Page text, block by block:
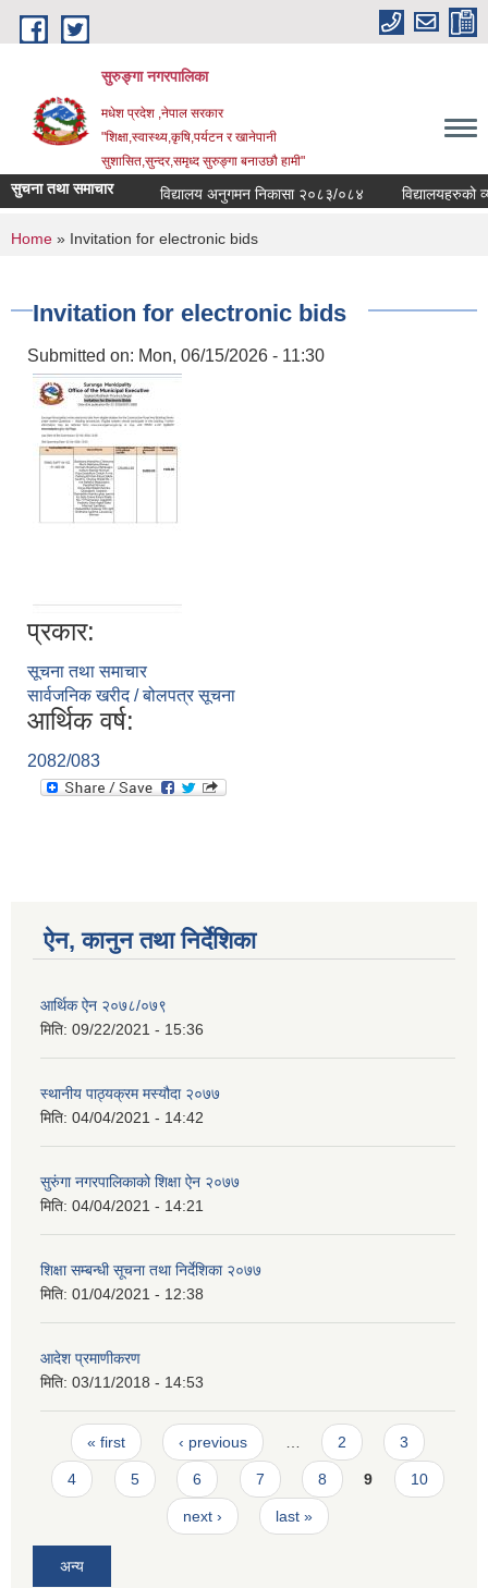
Skip to main content
सुरुङ्‍गा नगरपालिका
मधेश प्रदेश ,नेपाल सरकार
"शिक्षा,स्वास्थ्य,कृषि,पर्यटन र खानेपानी
सुशासित,सुन्दर,समृध्द सुरुङ्गा बनाउछौ हामी"
सुचना तथा समाचार विद्यालय अनुगमन निकासा २०८३/०८४ विद्यालयहरुको
You are here
Home » Invitation for electronic bids
Invitation for electronic bids
Submitted on: Mon, 06/15/2026 - 11:30
प्रकार:
सूचना तथा समाचार
सार्वजनिक खरीद / बोलपत्र सूचना
आर्थिक वर्ष:
2082/083
ऐन, कानुन तथा निर्देशिका
आर्थिक ऐन २०७८/०७९
मिति: 09/22/2021 - 15:36
स्थानीय पाठ्यक्रम मस्यौदा २०७७
मिति: 04/04/2021 - 14:42
सुरुंगा नगरपालिकाको शिक्षा ऐन २०७७
मिति: 04/04/2021 - 14:21
शिक्षा सम्बन्धी सूचना तथा निर्देशिका २०७७
मिति: 01/04/2021 - 12:38
आदेश प्रमाणीकरण
मिति: 03/11/2018 - 14:53
Pages
« first ‹ previous 2 3
4 5 6 7 8 9 10
next › last »
अन्य